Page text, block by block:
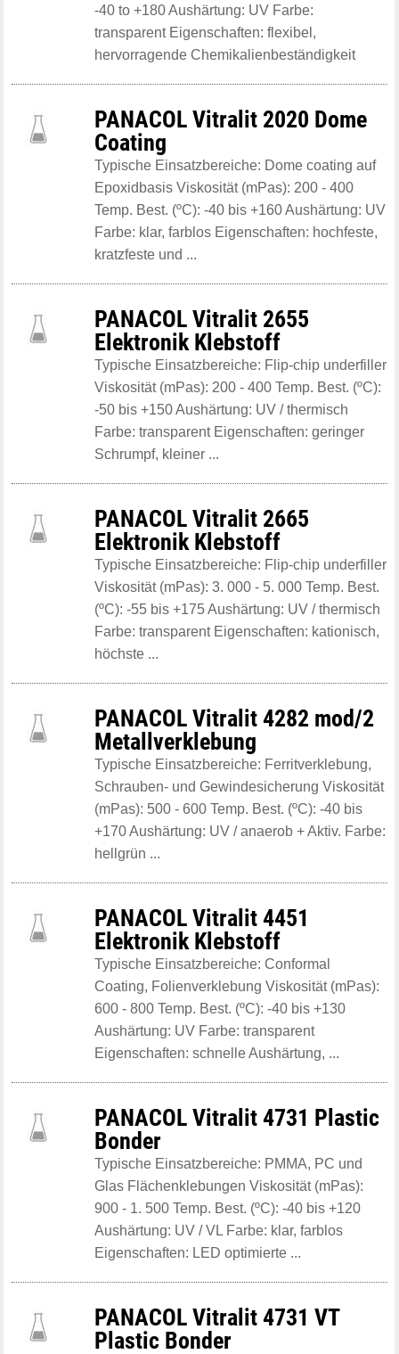
-40 to +180 Aushärtung: UV Farbe:
transparent Eigenschaften: flexibel,
hervorragende Chemikalienbeständigkeit
PANACOL Vitralit 2020 Dome
Coating
Typische Einsatzbereiche: Dome coating auf
Epoxidbasis Viskosität (mPas): 200 - 400
Temp. Best. (ºC): -40 bis +160 Aushärtung: UV
Farbe: klar, farblos Eigenschaften: hochfeste,
kratzfeste und ...
PANACOL Vitralit 2655
Elektronik Klebstoff
Typische Einsatzbereiche: Flip-chip underfiller
Viskosität (mPas): 200 - 400 Temp. Best. (ºC):
-50 bis +150 Aushärtung: UV / thermisch
Farbe: transparent Eigenschaften: geringer
Schrumpf, kleiner ...
PANACOL Vitralit 2665
Elektronik Klebstoff
Typische Einsatzbereiche: Flip-chip underfiller
Viskosität (mPas): 3. 000 - 5. 000 Temp. Best.
(ºC): -55 bis +175 Aushärtung: UV / thermisch
Farbe: transparent Eigenschaften: kationisch,
höchste ...
PANACOL Vitralit 4282 mod/2
Metallverklebung
Typische Einsatzbereiche: Ferritverklebung,
Schrauben- und Gewindesicherung Viskosität
(mPas): 500 - 600 Temp. Best. (ºC): -40 bis
+170 Aushärtung: UV / anaerob + Aktiv. Farbe:
hellgrün ...
PANACOL Vitralit 4451
Elektronik Klebstoff
Typische Einsatzbereiche: Conformal
Coating, Folienverklebung Viskosität (mPas):
600 - 800 Temp. Best. (ºC): -40 bis +130
Aushärtung: UV Farbe: transparent
Eigenschaften: schnelle Aushärtung, ...
PANACOL Vitralit 4731 Plastic
Bonder
Typische Einsatzbereiche: PMMA, PC und
Glas Flächenklebungen Viskosität (mPas):
900 - 1. 500 Temp. Best. (ºC): -40 bis +120
Aushärtung: UV / VL Farbe: klar, farblos
Eigenschaften: LED optimierte ...
PANACOL Vitralit 4731 VT
Plastic Bonder